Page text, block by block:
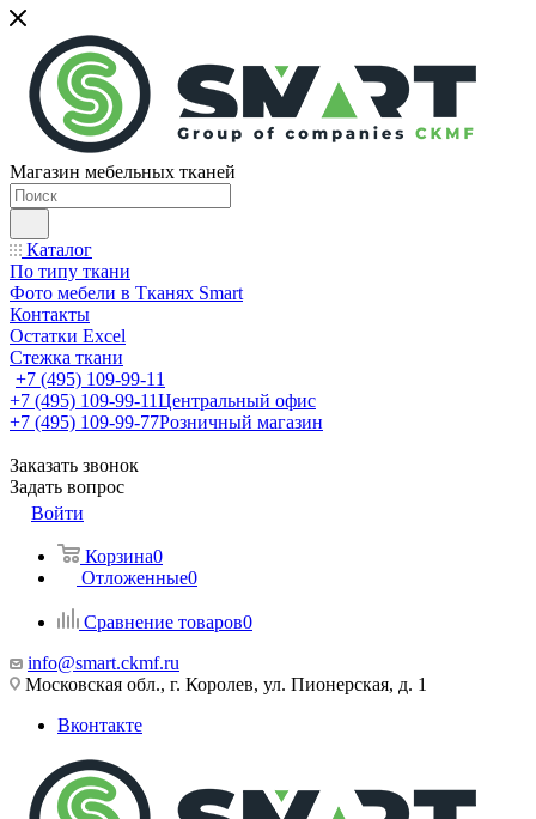
Магазин мебельных тканей
Каталог
По типу ткани
Фото мебели в Тканях Smart
Контакты
Остатки Excel
Стежка ткани
+7 (495) 109-99-11
+7 (495) 109-99-11Центральный офис
+7 (495) 109-99-77Розничный магазин
Заказать звонок
Задать вопрос
Войти
Корзина0
Отложенные0
Сравнение товаров0
info@smart.ckmf.ru
Московская обл., г. Королев, ул. Пионерская, д. 1
Вконтакте